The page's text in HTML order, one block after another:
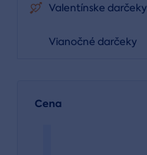
Valentínske darčeky
Vianočné darčeky
Cena